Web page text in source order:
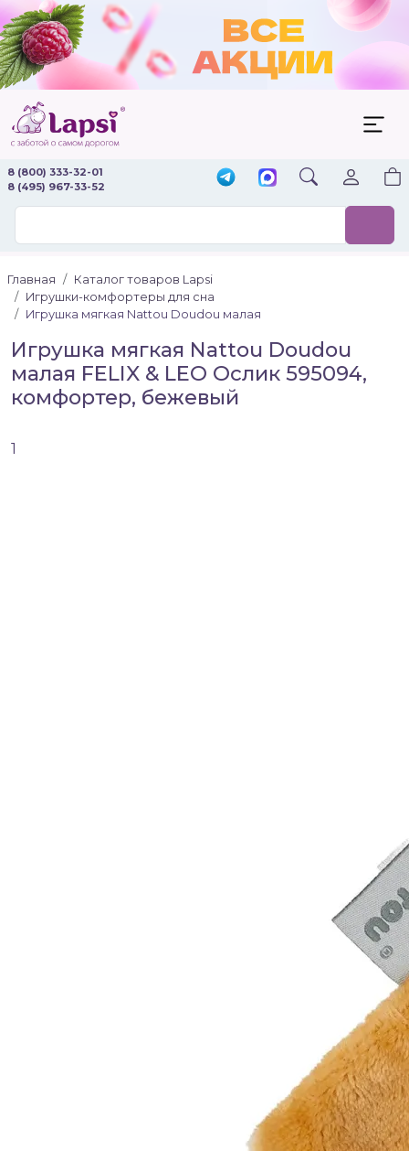
8 (800) 333-32-01
8 (495) 967-33-52
Главная
Каталог товаров Lapsi
Игрушки-комфортеры для сна
Игрушка мягкая Nattou Doudou малая
Игрушка мягкая Nattou Doudou
малая FELIX & LEO Ослик 595094,
комфортер, бежевый
1